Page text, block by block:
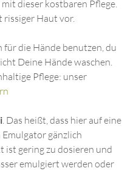
dieser kostbaren Pflege.
rissiger Haut vor.
für die Hände benutzen, du
Deine Hände waschen.
Pflege: unser
. Das heißt, dass hier auf eine
gänzlich
ist gering zu dosieren und
emulgiert werden oder